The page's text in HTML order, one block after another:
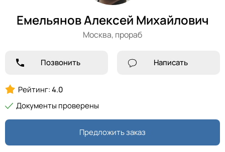
Емельянов Алексей Михайлович
Москва, прораб
Позвонить Написать
Рейтинг:4.0
Документы проверены
Предложить заказ